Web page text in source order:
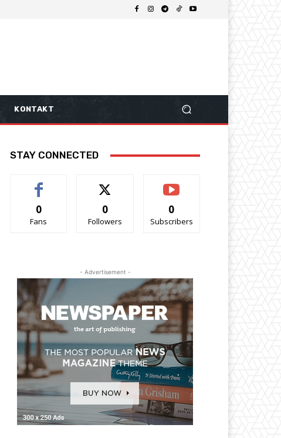
KONTAKT
STAY CONNECTED
0
Fans
0
Followers
0
Subscribers
- Advertisement -